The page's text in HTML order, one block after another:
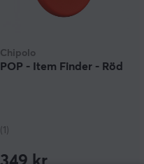
Chipolo
POP - Item Finder - Röd
(1)